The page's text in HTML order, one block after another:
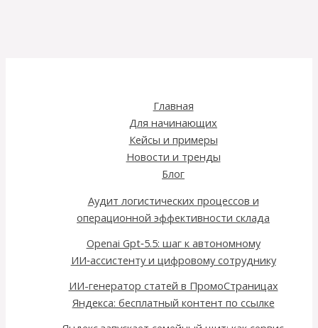
Главная
Для начинающих
Кейсы и примеры
Новости и тренды
Блог
Аудит логистических процессов и
операционной эффективности склада
Openai Gpt‑5.5: шаг к автономному
ИИ‑ассистенту и цифровому сотруднику
ИИ-генератор статей в ПромоСтраницах
Яндекса: бесплатный контент по ссылке